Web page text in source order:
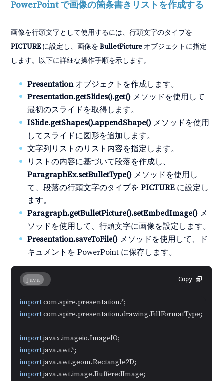
PowerPoint で画像の箇条書きリストを作成する
画像を行頭文字として使用するには、行頭文字のタイプを
PICTUREに設定し、画像をBulletPicture オブジェクトに指定
します。以下に詳細な操作手順を示します。
Presentationオブジェクトを作成します。
Presentation.getSlides().get() メソッドを使用して
最初のスライドを取得します。
ISlide.getShapes().appendShape() メソッドを使用
してスライドに図形を追加します。
文字列リストのリスト内容を指定します。
リストの内容に基づいて段落を作成し、
ParagraphEx.setBulletType() メソッドを使用し
て、段落の行頭文字のタイプをPICTURE に設定し
ます。
Paragraph.getBulletPicture().setEmbedImage() メ
ソッドを使用して、行頭文字に画像を設定します。
Presentation.saveToFile() メソッドを使用して、ド
キュメントを PowerPoint に保存します。
Java Copy
import
import com.spire.presentation.drawing.FillFormatType;
import
import
import
import